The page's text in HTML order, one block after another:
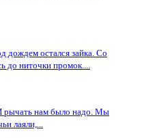
дождем остался зайка. Со
до ниточки промок....
рычать нам было надо. Мы
лаяли,...